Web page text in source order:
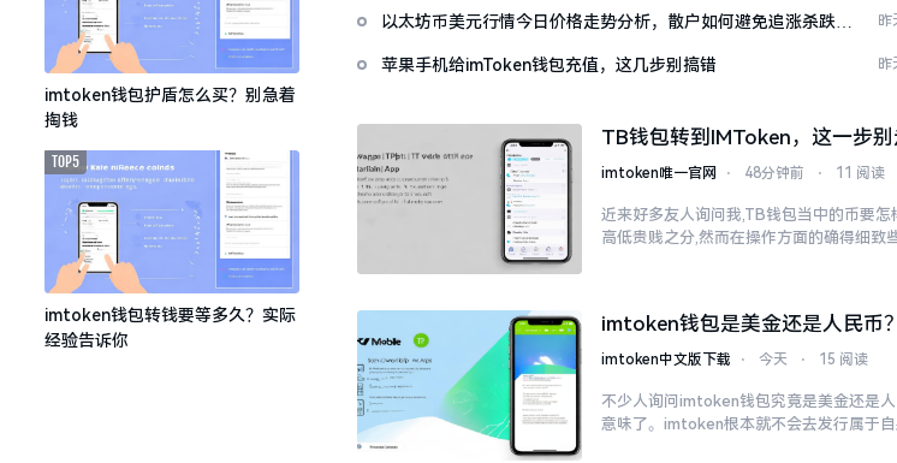
imtoken钱包护盾怎么买？别急着
掏钱
imtoken钱包转钱要等多久？实际
经验告诉你
TOP5
以太坊币美元行情今日价格走势分析，散户如何避免追涨杀跌被
昨
苹果手机给imToken钱包充值，这几步别搞错 昨
TB钱包转到IMToken，这一步
imtoken唯一官网 ⋅ 48分钟前 ⋅ 11 阅读
近来好多友人询问我,TB钱包当中的币要
高低贵贱之分,然而在操作方面的确得细致
imtoken钱包是美金还是人民币
imtoken中文版下载 ⋅ 今天 ⋅ 15 阅读
不少人询问imtoken钱包究竟是美金还是
意味了。imtoken根本就不会去发行属于